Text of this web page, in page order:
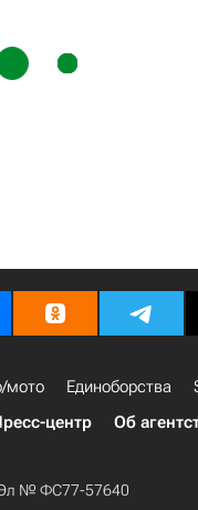
мото Единоборства
центр Об
Эл № ФС77-57640